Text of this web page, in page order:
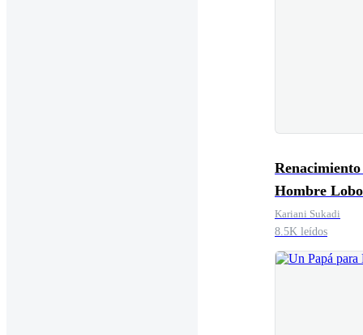
Hombre Lobo
Kariani Sukadi
8.5K leídos